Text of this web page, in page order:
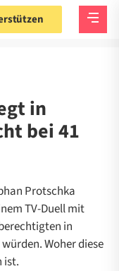
in
bei 41
Protschka
TV-Duell mit
in
Woher diese
ist.